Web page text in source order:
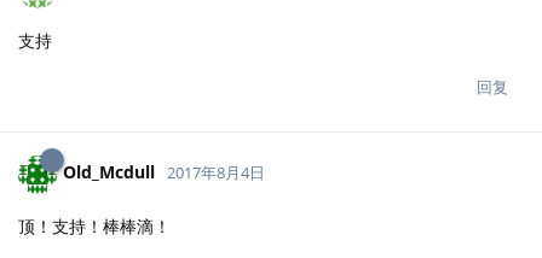
支持
回复
Old_Mcdull 2017年8月4日
顶！支持！棒棒滴！